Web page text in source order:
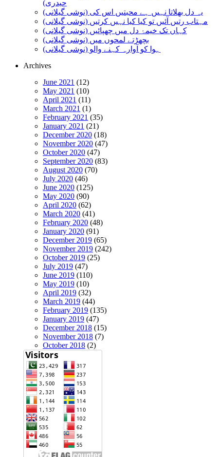
حیدری)
یہ دل بھلاتا نہیں ہے محبتیں اس کی (نوشی گیلانی)
مہتاب رتیں آئیں تو کیا کیا نہیں کرتیں (نوشی گیلانی)
کہاں تک خیمۂ دل میں چھپائیں (نوشی گیلانی)
بچھڑتے لمحوں میں (نوشی گیلانی)
ہوا کو آوارہ کہنے والو (نوشی گیلانی)
Archives
June 2021 (12)
May 2021 (10)
April 2021 (11)
March 2021 (1)
February 2021 (35)
January 2021 (21)
December 2020 (18)
November 2020 (47)
October 2020 (47)
September 2020 (83)
August 2020 (70)
July 2020 (46)
June 2020 (125)
May 2020 (90)
April 2020 (62)
March 2020 (41)
February 2020 (48)
January 2020 (91)
December 2019 (65)
November 2019 (242)
October 2019 (25)
July 2019 (47)
June 2019 (110)
May 2019 (10)
April 2019 (32)
March 2019 (44)
February 2019 (135)
January 2019 (47)
December 2018 (15)
November 2018 (7)
October 2018 (2)